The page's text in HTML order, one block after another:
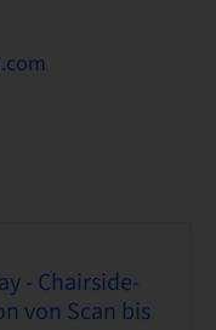
- Chairside-
von Scan bis